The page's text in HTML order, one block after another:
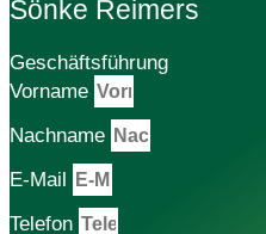
Sönke Reimers
Geschäftsführung
Vorname
Nachname
E-Mail
Telefon